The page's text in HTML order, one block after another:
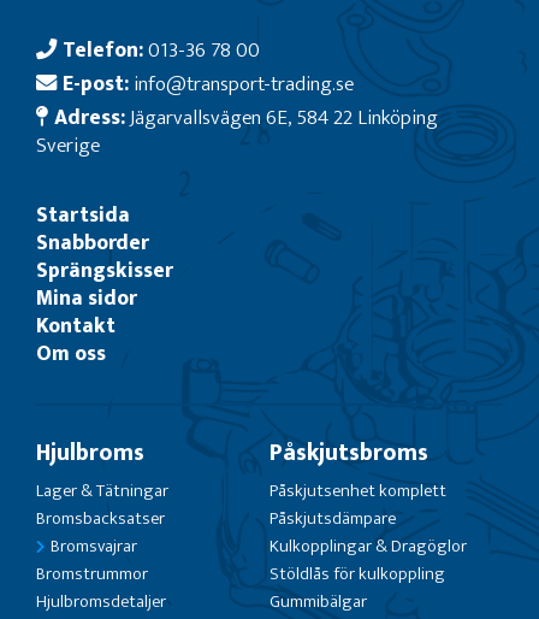
Telefon:013-36 78 00
E-post:info@transport-trading.se
Adress:Jägarvallsvägen 6E, 584 22 Linköping
Sverige
Startsida
Snabborder
Sprängskisser
Mina sidor
Kontakt
Om oss
Hjulbroms
Lager & Tätningar
Bromsbacksatser
Bromsvajrar
Bromstrummor
Hjulbromsdetaljer
Påskjutsbroms
Påskjutsenhet komplett
Påskjutsdämpare
Kulkopplingar & Dragöglor
Stöldlås för kulkoppling
Gummibälgar